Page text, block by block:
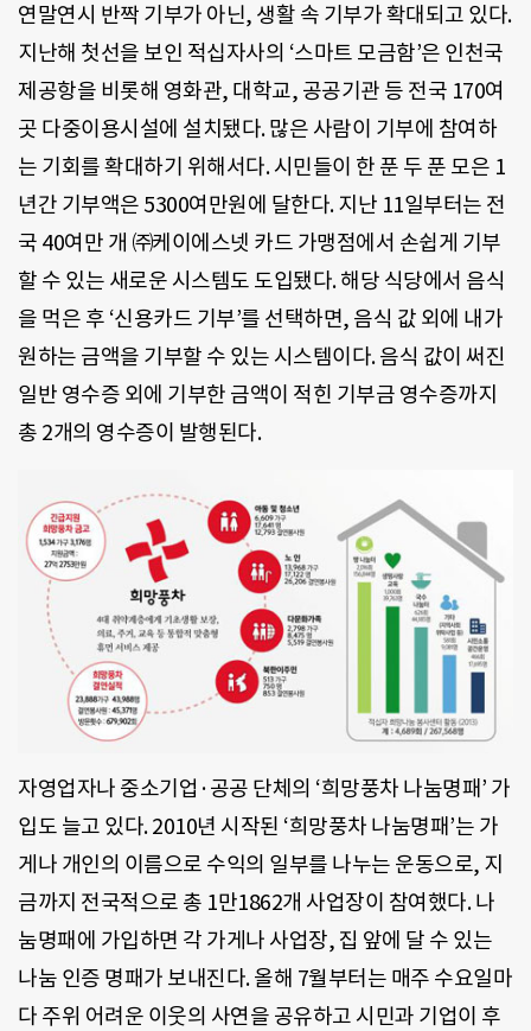
연말연시 반짝 기부가 아닌, 생활 속 기부가 확대되고 있다.
지난해 첫선을 보인 적십자사의 ‘스마트 모금함’은 인천국
제공항을 비롯해 영화관, 대학교, 공공기관 등 전국 170여
곳 다중이용시설에 설치됐다. 많은 사람이 기부에 참여하
는 기회를 확대하기 위해서다. 시민들이 한 푼 두 푼 모은 1
년간 기부액은 5300여만원에 달한다. 지난 11일부터는 전
국 40여만 개 ㈜케이에스넷 카드 가맹점에서 손쉽게 기부
할 수 있는 새로운 시스템도 도입됐다. 해당 식당에서 음식
을 먹은 후 ‘신용카드 기부’를 선택하면, 음식 값 외에 내가
원하는 금액을 기부할 수 있는 시스템이다. 음식 값이 써진
일반 영수증 외에 기부한 금액이 적힌 기부금 영수증까지
총 2개의 영수증이 발행된다.
자영업자나 중소기업·공공 단체의 ‘희망풍차 나눔명패’ 가
입도 늘고 있다. 2010년 시작된 ‘희망풍차 나눔명패’는 가
게나 개인의 이름으로 수익의 일부를 나누는 운동으로, 지
금까지 전국적으로 총 1만1862개 사업장이 참여했다. 나
눔명패에 가입하면 각 가게나 사업장, 집 앞에 달 수 있는
나눔 인증 명패가 보내진다. 올해 7월부터는 매주 수요일마
다 주위 어려운 이웃의 사연을 공유하고 시민과 기업이 후